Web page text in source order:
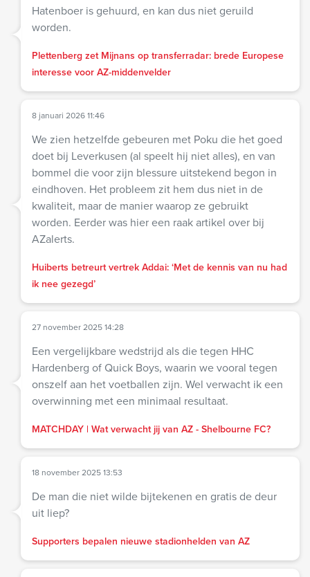
Hatenboer is gehuurd, en kan dus niet geruild
worden.
Plettenberg zet Mijnans op transferradar: brede Europese
interesse voor AZ-middenvelder
8 januari 2026 11:46
We zien hetzelfde gebeuren met Poku die het goed
doet bij Leverkusen (al speelt hij niet alles), en van
bommel die voor zijn blessure uitstekend begon in
eindhoven. Het probleem zit hem dus niet in de
kwaliteit, maar de manier waarop ze gebruikt
worden. Eerder was hier een raak artikel over bij
AZalerts.
Huiberts betreurt vertrek Addai: ‘Met de kennis van nu had
ik nee gezegd’
27 november 2025 14:28
Een vergelijkbare wedstrijd als die tegen HHC
Hardenberg of Quick Boys, waarin we vooral tegen
onszelf aan het voetballen zijn. Wel verwacht ik een
overwinning met een minimaal resultaat.
MATCHDAY | Wat verwacht jij van AZ - Shelbourne FC?
18 november 2025 13:53
De man die niet wilde bijtekenen en gratis de deur
uit liep?
Supporters bepalen nieuwe stadionhelden van AZ